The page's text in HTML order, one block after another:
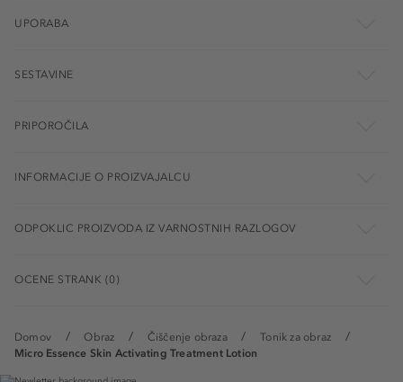
Domov Obraz Čiščenje obraza
Tonik za obraz
Micro Essence Skin Activating Treatment Lotion
UPORABA
SESTAVINE
PRIPOROČILA
INFORMACIJE O PROIZVAJALCU
ODPOKLIC PROIZVODA IZ VARNOSTNIH RAZLOGOV
OCENE STRANK (0)